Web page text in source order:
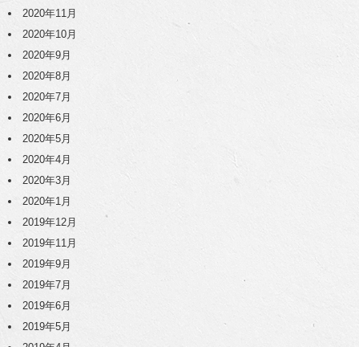
2020年11月
2020年10月
2020年9月
2020年8月
2020年7月
2020年6月
2020年5月
2020年4月
2020年3月
2020年1月
2019年12月
2019年11月
2019年9月
2019年7月
2019年6月
2019年5月